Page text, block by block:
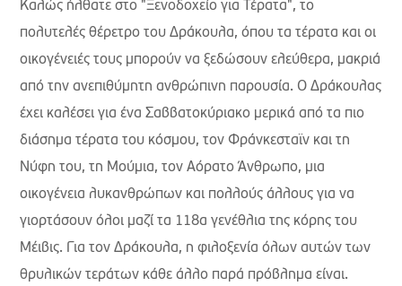
Καλώς ήλθατε στο "Ξενοδοχείο για Τέρατα", το
πολυτελές θέρετρο του Δράκουλα, όπου τα τέρατα και οι
οικογένειές τους μπορούν να ξεδώσουν ελεύθερα, μακριά
από την ανεπιθύμητη ανθρώπινη παρουσία. Ο Δράκουλας
έχει καλέσει για ένα Σαββατοκύριακο μερικά από τα πιο
διάσημα τέρατα του κόσμου, τον Φράνκεσταϊν και τη
Νύφη του, τη Μούμια, τον Αόρατο Άνθρωπο, μια
οικογένεια λυκανθρώπων και πολλούς άλλους για να
γιορτάσουν όλοι μαζί τα 118α γενέθλια της κόρης του
Μέιβις. Για τον Δράκουλα, η φιλοξενία όλων αυτών των
θρυλικών τεράτων κάθε άλλο παρά πρόβλημα είναι.